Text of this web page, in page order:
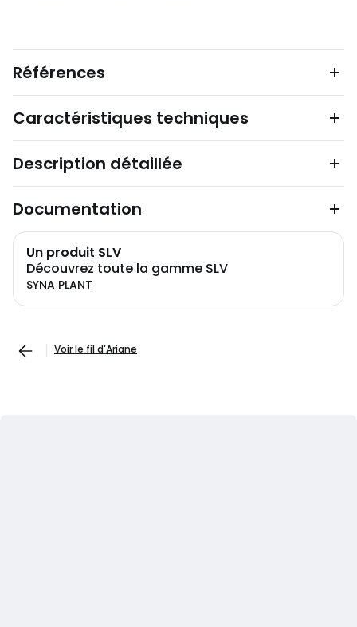
Références
Caractéristiques techniques
Description détaillée
Documentation
Un produit SLV
Découvrez toute la gamme SLV
SYNA PLANT
Voir le fil d'Ariane